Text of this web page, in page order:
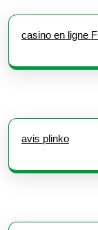
casino en ligne
avis plinko